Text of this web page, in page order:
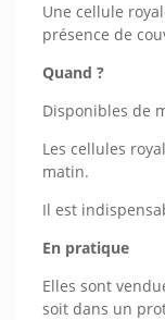
Une cellule
présence de
Quand ?
Disponibles de
Les cellules
matin.
Il est
En pratique
Elles sont
soit dans un